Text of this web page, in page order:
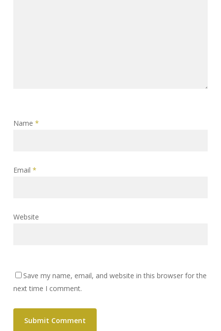
Name *
Email *
Website
Save my name, email, and website in this browser for the
next time I comment.